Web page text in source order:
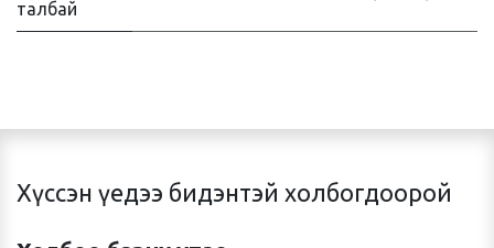
талбай
Хүссэн үедээ бидэнтэй холбогдоорой